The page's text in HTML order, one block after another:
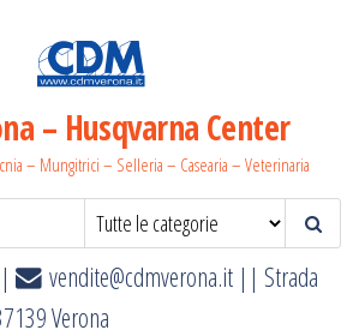
– Husqvarna Center
– Mungitrici – Selleria – Casearia – Veterinaria
vendite@cdmverona.it || Strada
Verona